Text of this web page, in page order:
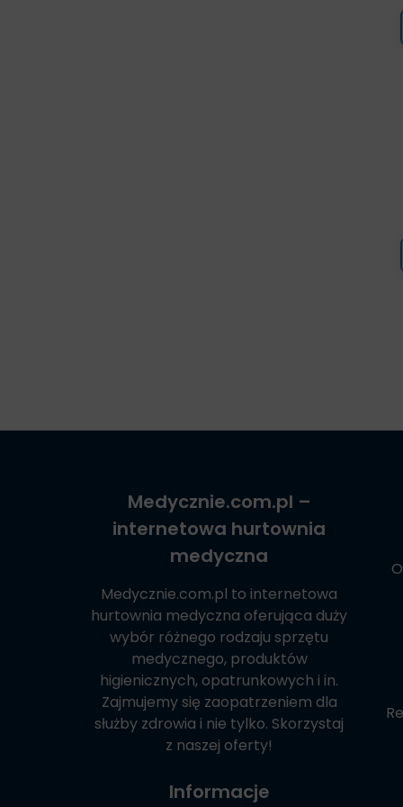
Medycznie.com.pl –
internetowa hurtownia
medyczna
Medycznie.com.pl to internetowa
hurtownia medyczna oferująca duży
wybór różnego rodzaju sprzętu
medycznego, produktów
higienicznych, opatrunkowych i in.
Zajmujemy się zaopatrzeniem dla
służby zdrowia i nie tylko. Skorzystaj
z naszej oferty!
Informacje